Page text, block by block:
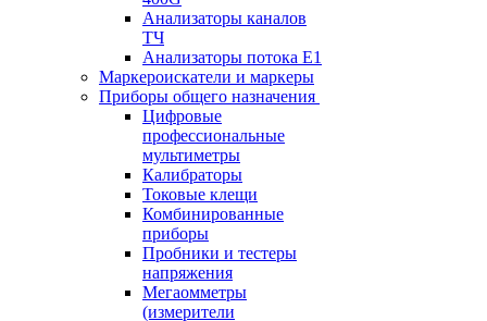
Анализаторы каналов
ТЧ
Анализаторы потока Е1
Маркероискатели и маркеры
Приборы общего назначения
Цифровые
профессиональные
мультиметры
Калибраторы
Токовые клещи
Комбинированные
приборы
Пробники и тестеры
напряжения
Мегаомметры
(измерители